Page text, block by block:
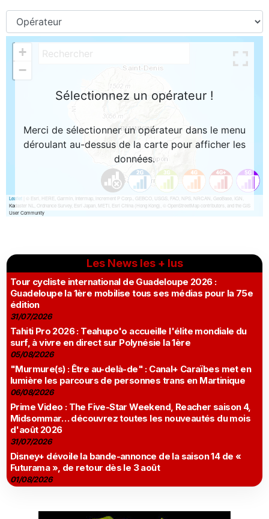
Les News les + lus
Tour cycliste international de Guadeloupe 2026 :
Guadeloupe la 1ère mobilise tous ses médias pour la 75e
édition
31/07/2026
Tahiti Pro 2026 : Teahupo'o accueille l'élite mondiale du
surf, à vivre en direct sur Polynésie la 1ère
05/08/2026
"Murmure(s) : Être au-delà-de" : Canal+ Caraïbes met en
lumière les parcours de personnes trans en Martinique
06/08/2026
Prime Video : The Five-Star Weekend, Reacher saison 4,
Midsommar… découvrez toutes les nouveautés du mois
d'août 2026
31/07/2026
Disney+ dévoile la bande-annonce de la saison 14 de «
Futurama », de retour dès le 3 août
01/08/2026